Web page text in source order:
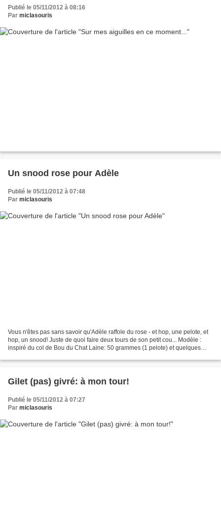
Publié le 05/11/2012 à 08:16
Par miclasouris
Un snood rose pour Adèle
Publié le 05/11/2012 à 07:48
Par miclasouris
Vous n'êtes pas sans savoir qu'Adèle raffole du rose - et hop, une pelote, et
hop, un snood! Juste de quoi faire deux tours de son petit cou... Modèle :
inspiré du col de Bou du Chat Laine: 50 grammes (1 pelote) et quelques
Gilet (pas) givré: à mon tour!
Publié le 05/11/2012 à 07:27
Par miclasouris